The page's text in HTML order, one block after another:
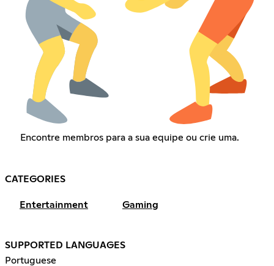
Encontre membros para a sua equipe ou crie uma.
CATEGORIES
Entertainment Gaming
SUPPORTED LANGUAGES
Portuguese